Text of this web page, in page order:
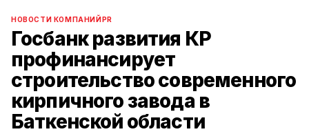
НОВОСТИ КОМПАНИЙPR
Госбанк развития КР
профинансирует
строительство современного
кирпичного завода в
Баткенской области